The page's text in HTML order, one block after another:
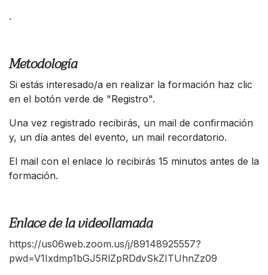
.
Metodología
Si estás interesado/a en realizar la formación haz clic
en el botón verde de "Registro".
Una vez registrado recibirás, un mail de confirmación
y, un día antes del evento, un mail recordatorio.
El mail con el enlace lo recibirás 15 minutos antes de la
formación.
Enlace de la videollamada
https://us06web.zoom.us/j/89148925557?
pwd=V1Ixdmp1bGJ5RlZpRDdvSkZITUhnZz09